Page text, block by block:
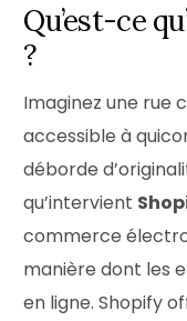
Qu’est-ce
?
Imaginez une rue
accessible à
déborde
qu’intervient
commerce
manière dont les
en ligne. Shopify